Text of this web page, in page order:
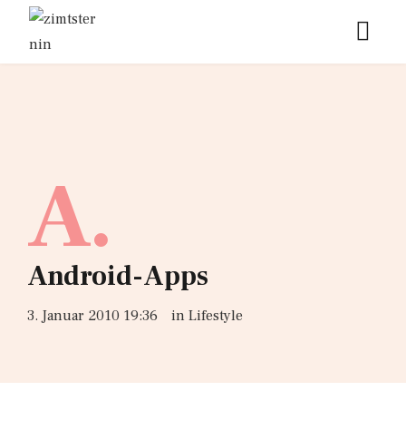
A.
Android-Apps
3. Januar 2010 19:36 in Lifestyle